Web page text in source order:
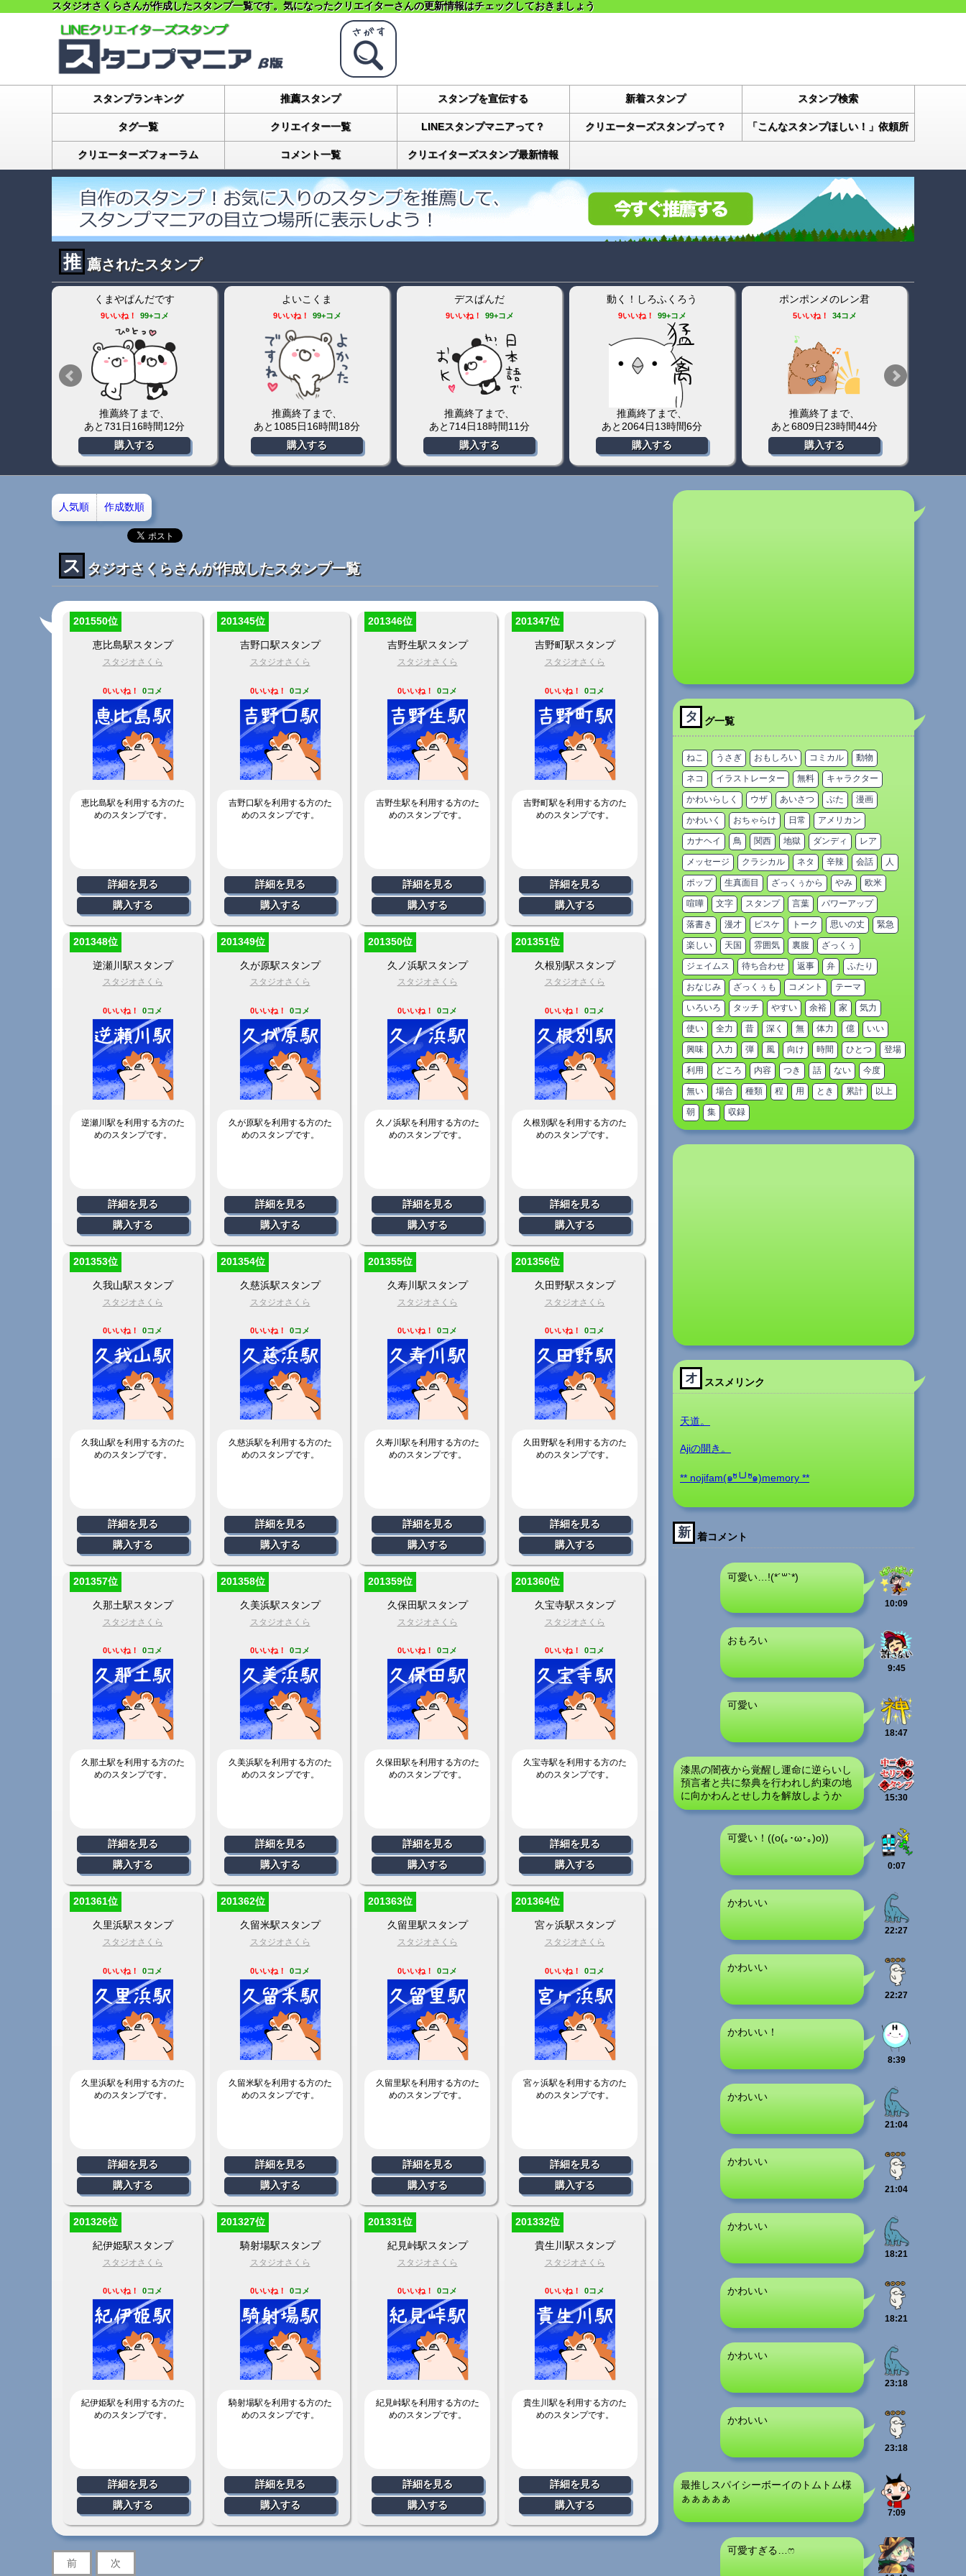
スタジオさくらさんが作成したスタンプ一覧です。気になったクリエイターさんの更新情報はチェックしておきましょう
スタンプランキング 推薦スタンプ スタンプを宣伝する 新着スタンプ スタンプ検索
タグ一覧 クリエイター一覧 LINEスタンプマニアって？ クリエーターズスタンプって？ 「こんなスタンプほしい！」依頼所
クリエーターズフォーラム コメント一覧 クリエイターズスタンプ最新情報
推 薦されたスタンプ
白ネコのあいうえお・・・ってる
スタンプ
28いいね！ 16コメ
推薦終了まで、
あと94日6時間18分
購入する
富士山キャラの癒し系スタンプ
28いいね！ 7コメ
推薦終了まで、
あと92日3時間11分
購入する
てるてる坊主40
28いいね！ 9コメ
推薦終了まで、
あと611日6時間30分
購入する
40まで増える丸い人
9いいね！ 99+コメ
推薦終了まで、
あと763日6時間10分
購入する
正義の味方 ナマナーマン スタン
プ2
0いいね！ 5コメ
推薦終了まで、
あと2512日23時間47分
購入する
人気順 作成数順
ス タジオさくらさんが作成したスタンプ一覧
201550位
恵比島駅スタンプ
スタジオさくら
0いいね！ 0コメ
恵比島駅を利用する方のた
めのスタンプです。
詳細を見る
購入する
201345位
吉野口駅スタンプ
スタジオさくら
0いいね！ 0コメ
吉野口駅を利用する方のた
めのスタンプです。
詳細を見る
購入する
201346位
吉野生駅スタンプ
スタジオさくら
0いいね！ 0コメ
吉野生駅を利用する方のた
めのスタンプです。
詳細を見る
購入する
201347位
吉野町駅スタンプ
スタジオさくら
0いいね！ 0コメ
吉野町駅を利用する方のた
めのスタンプです。
詳細を見る
購入する
201348位
逆瀬川駅スタンプ
スタジオさくら
0いいね！ 0コメ
逆瀬川駅を利用する方のた
めのスタンプです。
詳細を見る
購入する
201349位
久が原駅スタンプ
スタジオさくら
0いいね！ 0コメ
久が原駅を利用する方のた
めのスタンプです。
詳細を見る
購入する
201350位
久ノ浜駅スタンプ
スタジオさくら
0いいね！ 0コメ
久ノ浜駅を利用する方のた
めのスタンプです。
詳細を見る
購入する
201351位
久根別駅スタンプ
スタジオさくら
0いいね！ 0コメ
久根別駅を利用する方のた
めのスタンプです。
詳細を見る
購入する
201353位
久我山駅スタンプ
スタジオさくら
0いいね！ 0コメ
久我山駅を利用する方のた
めのスタンプです。
詳細を見る
購入する
201354位
久慈浜駅スタンプ
スタジオさくら
0いいね！ 0コメ
久慈浜駅を利用する方のた
めのスタンプです。
詳細を見る
購入する
201355位
久寿川駅スタンプ
スタジオさくら
0いいね！ 0コメ
久寿川駅を利用する方のた
めのスタンプです。
詳細を見る
購入する
201356位
久田野駅スタンプ
スタジオさくら
0いいね！ 0コメ
久田野駅を利用する方のた
めのスタンプです。
詳細を見る
購入する
201357位
久那土駅スタンプ
スタジオさくら
0いいね！ 0コメ
久那土駅を利用する方のた
めのスタンプです。
詳細を見る
購入する
201358位
久美浜駅スタンプ
スタジオさくら
0いいね！ 0コメ
久美浜駅を利用する方のた
めのスタンプです。
詳細を見る
購入する
201359位
久保田駅スタンプ
スタジオさくら
0いいね！ 0コメ
久保田駅を利用する方のた
めのスタンプです。
詳細を見る
購入する
201360位
久宝寺駅スタンプ
スタジオさくら
0いいね！ 0コメ
久宝寺駅を利用する方のた
めのスタンプです。
詳細を見る
購入する
201361位
久里浜駅スタンプ
スタジオさくら
0いいね！ 0コメ
久里浜駅を利用する方のた
めのスタンプです。
詳細を見る
購入する
201362位
久留米駅スタンプ
スタジオさくら
0いいね！ 0コメ
久留米駅を利用する方のた
めのスタンプです。
詳細を見る
購入する
201363位
久留里駅スタンプ
スタジオさくら
0いいね！ 0コメ
久留里駅を利用する方のた
めのスタンプです。
詳細を見る
購入する
201364位
宮ヶ浜駅スタンプ
スタジオさくら
0いいね！ 0コメ
宮ヶ浜駅を利用する方のた
めのスタンプです。
詳細を見る
購入する
201326位
紀伊姫駅スタンプ
スタジオさくら
0いいね！ 0コメ
紀伊姫駅を利用する方のた
めのスタンプです。
詳細を見る
購入する
201327位
騎射場駅スタンプ
スタジオさくら
0いいね！ 0コメ
騎射場駅を利用する方のた
めのスタンプです。
詳細を見る
購入する
201331位
紀見峠駅スタンプ
スタジオさくら
0いいね！ 0コメ
紀見峠駅を利用する方のた
めのスタンプです。
詳細を見る
購入する
201332位
貴生川駅スタンプ
スタジオさくら
0いいね！ 0コメ
貴生川駅を利用する方のた
めのスタンプです。
詳細を見る
購入する
前 次
タ グ一覧
ねこ うさぎ おもしろい コミカル 動物
ネコ イラストレーター 無料 キャラクター
かわいらしく ウザ あいさつ ぶた 漫画
かわいく おちゃらけ 日常 アメリカン
カナヘイ 鳥 関西 地獄 ダンディ レア
メッセージ クラシカル ネタ 辛辣 会話 人
ポップ 生真面目 ざっくぅから やみ 欧米
喧嘩 文字 スタンプ 言葉 パワーアップ
落書き 漫才 ピスケ トーク 思いの丈 緊急
楽しい 天国 雰囲気 裏腹 ざっくぅ
ジェイムス 待ち合わせ 返事 弁 ふたり
おなじみ ざっくぅも コメント テーマ
いろいろ タッチ やすい 余裕 家 気力
使い 全力 昔 深く 無 体力 億 いい
興味 入力 弾 風 向け 時間 ひとつ 登場
利用 どころ 内容 つき 話 ない 今度
無い 場合 種類 程 用 とき 累計 以上
朝 集 収録
オ ススメリンク
天道。
Ajiの開き。
** nojifam(๑ºั╰╯ºั๑)memory **
新 着コメント
10:09
可愛い…!(*´꒳`*)
9:45
おもろい
18:47
可愛い
15:30
漆黒の闇夜から覚醒し運命に逆らいし
預言者と共に祭典を行われし約束の地
に向かわんとせし力を解放しようか
0:07
可愛い！((o(｡･ω･｡)o))
22:27
かわいい
22:27
かわいい
8:39
かわいい！
21:04
かわいい
21:04
かわいい
18:21
かわいい
18:21
かわいい
23:18
かわいい
23:18
かわいい
7:09
最推しスパイシーボーイのトムトム様
ぁぁぁぁぁ
可愛すぎる…ෆ‪